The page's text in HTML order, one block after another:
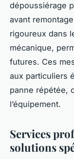
dépoussiérage
avant
rigoureux dans
mécanique,
futures. Ces
aux particuliers
panne répétée,
l’équipement.
Services
solutions